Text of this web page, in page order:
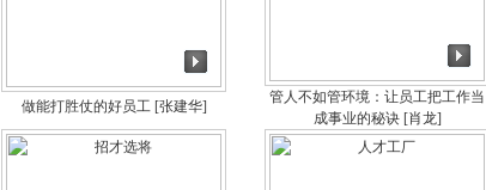
做能打胜仗的好员工[张建华]
管人不如管环境：让员工把工作当
成事业的秘诀[肖龙]